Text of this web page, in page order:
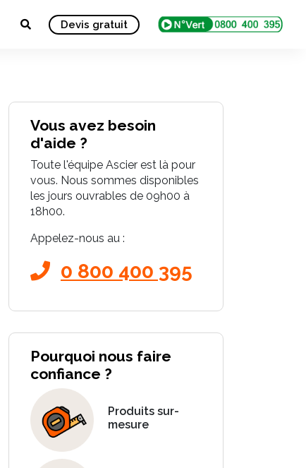
Devis gratuit
Vous avez besoin
d'aide ?
Toute l'équipe Ascier est là pour
vous. Nous sommes disponibles
les jours ouvrables de 09h00 à
18h00.
Appelez-nous au :
0 800 400 395
Pourquoi nous faire
confiance ?
Produits sur-
mesure